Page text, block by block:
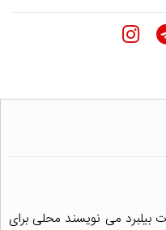
بیلبرد می نویسند محلی برای